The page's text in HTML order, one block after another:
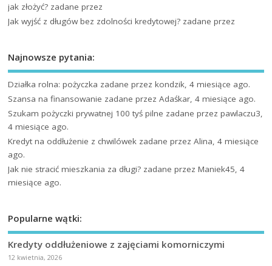
jak złożyć? zadane przez
Jak wyjść z długów bez zdolności kredytowej? zadane przez
Najnowsze pytania:
Działka rolna: pożyczka zadane przez kondzik, 4 miesiące ago.
Szansa na finansowanie zadane przez Adaśkar, 4 miesiące ago.
Szukam pożyczki prywatnej 100 tyś pilne zadane przez pawlaczu3,
4 miesiące ago.
Kredyt na oddłużenie z chwilówek zadane przez Alina, 4 miesiące
ago.
Jak nie stracić mieszkania za długi? zadane przez Maniek45, 4
miesiące ago.
Popularne wątki:
Kredyty oddłużeniowe z zajęciami komorniczymi
12 kwietnia, 2026